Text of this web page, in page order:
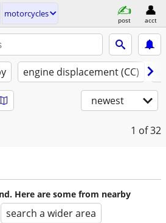
motorcycles
post acct
engine displacement (CC)
newest
1 of 32
Here are some from nearby
search a wider area